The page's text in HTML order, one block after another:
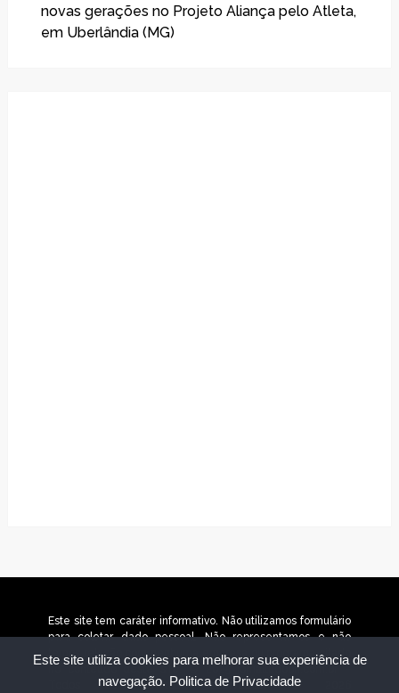
Este site utiliza cookies para melhorar sua experiência de
navegação. Politica de Privacidade
novas gerações no Projeto Aliança pelo Atleta,
em Uberlândia (MG)
Este site tem caráter informativo. Não utilizamos formulário
para coletar dado pessoal. Não representamos e não
temos relação com nenhuma empresa ou programa citado
no conteúdo deste site. © 2025 jornaltudobh.com.br –
Todos os direitos reservados. © 2026